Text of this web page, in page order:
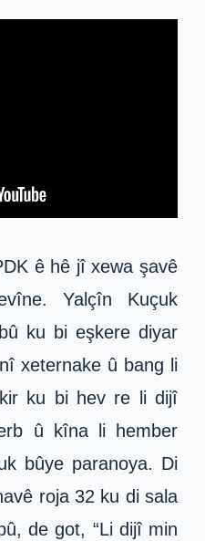
ê hê jî xewa şavê
Yalçîn Kuçuk
ku bi eşkere diyar
xeternake û bang li
ku bi hev re li dijî
û kîna li hember
bûye paranoya. Di
roja 32 ku di sala
de got, “Li dijî min